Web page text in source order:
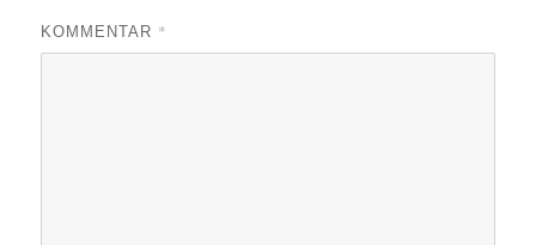
KOMMENTAR *